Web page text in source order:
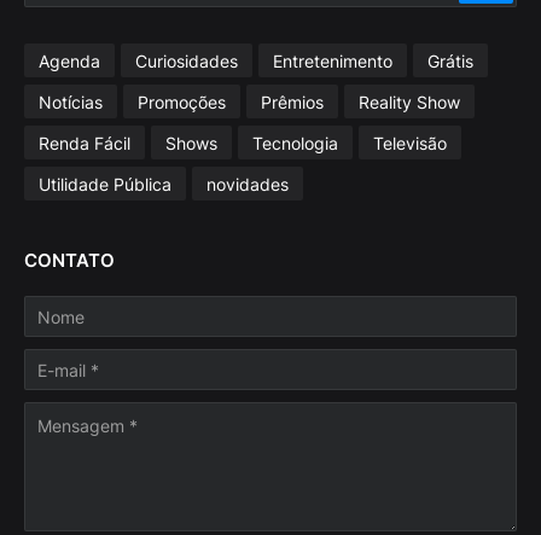
Agenda Curiosidades Entretenimento
Grátis
Notícias
Promoções Prêmios
Reality Show
Renda Fácil
Shows Tecnologia
Televisão
Utilidade Pública
novidades
CONTATO